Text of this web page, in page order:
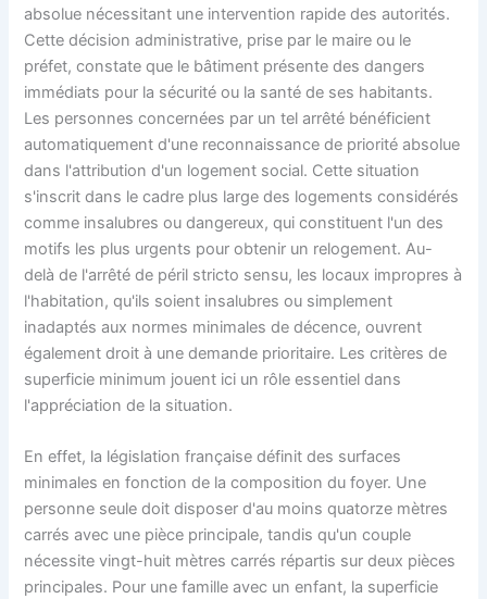
absolue nécessitant une intervention rapide des autorités.
Cette décision administrative, prise par le maire ou le
préfet, constate que le bâtiment présente des dangers
immédiats pour la sécurité ou la santé de ses habitants.
Les personnes concernées par un tel arrêté bénéficient
automatiquement d'une reconnaissance de priorité absolue
dans l'attribution d'un logement social. Cette situation
s'inscrit dans le cadre plus large des logements considérés
comme insalubres ou dangereux, qui constituent l'un des
motifs les plus urgents pour obtenir un relogement. Au-
delà de l'arrêté de péril stricto sensu, les locaux impropres à
l'habitation, qu'ils soient insalubres ou simplement
inadaptés aux normes minimales de décence, ouvrent
également droit à une demande prioritaire. Les critères de
superficie minimum jouent ici un rôle essentiel dans
l'appréciation de la situation.
En effet, la législation française définit des surfaces
minimales en fonction de la composition du foyer. Une
personne seule doit disposer d'au moins quatorze mètres
carrés avec une pièce principale, tandis qu'un couple
nécessite vingt-huit mètres carrés répartis sur deux pièces
principales. Pour une famille avec un enfant, la superficie